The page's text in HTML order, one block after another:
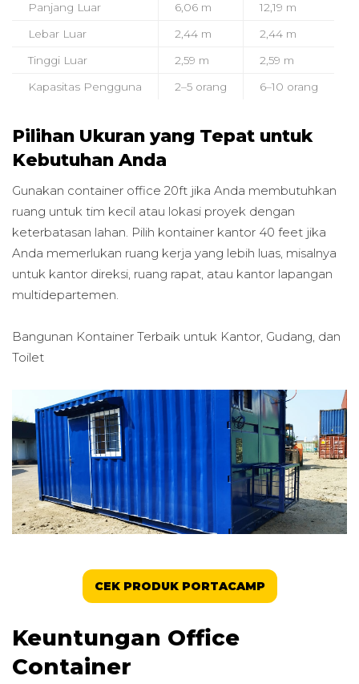
Panjang Luar 6,06 m 12,19 m
Lebar Luar 2,44 m 2,44 m
Tinggi Luar 2,59 m 2,59 m
Kapasitas Pengguna 2–5 orang 6–10 orang
Pilihan Ukuran yang Tepat untuk
Kebutuhan Anda
Gunakan container office 20ft jika Anda membutuhkan
ruang untuk tim kecil atau lokasi proyek dengan
keterbatasan lahan. Pilih kontainer kantor 40 feet jika
Anda memerlukan ruang kerja yang lebih luas, misalnya
untuk kantor direksi, ruang rapat, atau kantor lapangan
multidepartemen.
Bangunan Kontainer Terbaik untuk Kantor, Gudang, dan
Toilet
CEK PRODUK PORTACAMP
Keuntungan Office
Container